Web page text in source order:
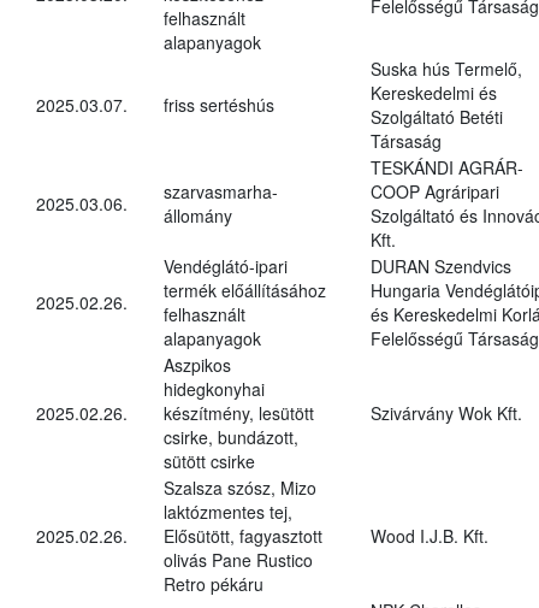
felhasznált
alapanyagok
Felelősségű Társaság
2025.03.07. friss sertéshús
Suska hús Termelő,
Kereskedelmi és
Szolgáltató Betéti
Társaság
2025.03.06.
szarvasmarha-
állomány
TESKÁNDI AGRÁR-
COOP Agráripari
Szolgáltató és
Kft.
2025.02.26.
Vendéglátó-ipari
termék előállításához
felhasznált
alapanyagok
DURAN Szendvics
Hungaria
és Kereskedelmi
Felelősségű Társaság
2025.02.26.
Aszpikos
hidegkonyhai
készítmény, lesütött
csirke, bundázott,
sütött csirke
Szivárvány Wok Kft.
2025.02.26.
Szalsza szósz, Mizo
laktózmentes tej,
Elősütött, fagyasztott
olivás Pane Rustico
Retro pékáru
Wood I.J.B. Kft.